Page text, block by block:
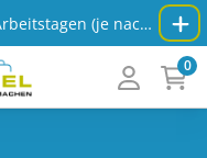
Spiel & Auflage) - Mehr Infos:
MeinSpiel.de 0